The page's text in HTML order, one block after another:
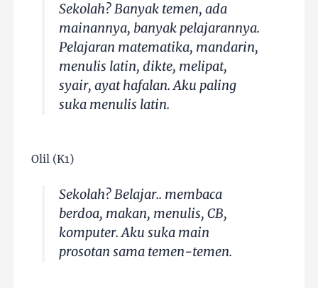
Sekolah? Banyak temen, ada
mainannya, banyak pelajarannya.
Pelajaran matematika, mandarin,
menulis latin, dikte, melipat,
syair, ayat hafalan. Aku paling
suka menulis latin.
Olil (K1)
Sekolah? Belajar.. membaca
berdoa, makan, menulis, CB,
komputer. Aku suka main
prosotan sama temen-temen.